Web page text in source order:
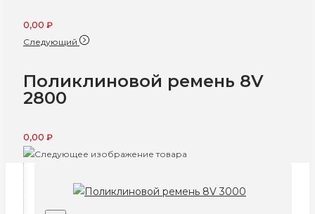
0,00 ₽
Следующий
Поликлиновой ремень 8V
2800
0,00 ₽